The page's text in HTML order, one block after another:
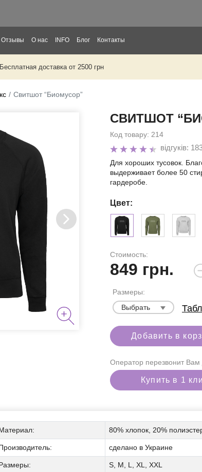
Отзывы О нас INFO Блог Контакты
Бесплатная доставка от 2500 грн
Свитшот “Биомусор”
СВИТШОТ
Код товару: 214
відгуків:
Для хороших тусовок.
выдерживает более 50
гардеробе.
Цвет:
Стоимость:
849 грн.
Размеры:
Выбрать
Добавить в
Оператор перезвонит Вам
Купить в 1
80% хлопок, 20%
сделано в Украине
S, M, L, XL, XXL